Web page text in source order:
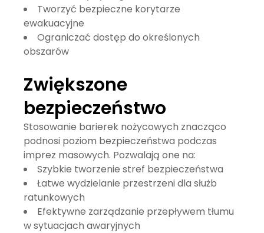
Tworzyć bezpieczne korytarze
ewakuacyjne
Ograniczać dostęp do określonych
obszarów
Zwiększone
bezpieczeństwo
Stosowanie barierek nożycowych znacząco
podnosi poziom bezpieczeństwa podczas
imprez masowych. Pozwalają one na:
Szybkie tworzenie stref bezpieczeństwa
Łatwe wydzielanie przestrzeni dla służb
ratunkowych
Efektywne zarządzanie przepływem tłumu
w sytuacjach awaryjnych